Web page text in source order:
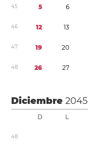
45 5 6
46 12 13
47 19 20
48 26 27
Diciembre2045
D L
48